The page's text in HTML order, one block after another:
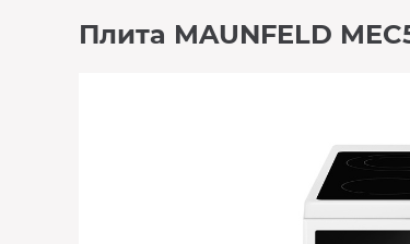
Плита MAUNFELD